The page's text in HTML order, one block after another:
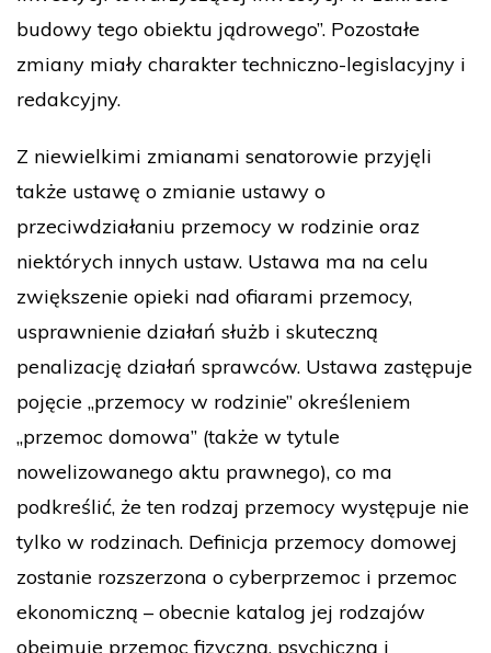
budowy tego obiektu jądrowego”. Pozostałe
zmiany miały charakter techniczno-legislacyjny i
redakcyjny.
Z niewielkimi zmianami senatorowie przyjęli
także ustawę o zmianie ustawy o
przeciwdziałaniu przemocy w rodzinie oraz
niektórych innych ustaw. Ustawa ma na celu
zwiększenie opieki nad ofiarami przemocy,
usprawnienie działań służb i skuteczną
penalizację działań sprawców. Ustawa zastępuje
pojęcie „przemocy w rodzinie” określeniem
„przemoc domowa” (także w tytule
nowelizowanego aktu prawnego), co ma
podkreślić, że ten rodzaj przemocy występuje nie
tylko w rodzinach. Definicja przemocy domowej
zostanie rozszerzona o cyberprzemoc i przemoc
ekonomiczną – obecnie katalog jej rodzajów
obejmuje przemoc fizyczną, psychiczną i